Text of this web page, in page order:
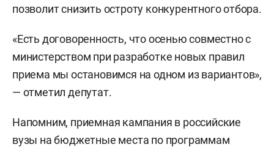
позволит снизить остроту конкурентного отбора.
«Есть договоренность, что осенью совместно с
министерством при разработке новых правил
приема мы остановимся на одном из вариантов»,
— отметил депутат.
Напомним, приемная кампания в российские
вузы на бюджетные места по программам